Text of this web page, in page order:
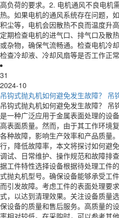
高负荷的要求。2. 电机通风不良电机
热。如果电机的通风系统存在问题，
积尘等，电机会因散热不良而温度升
定期检查电机的进气口、排气口及散
或杂物，确保气流畅通。检查电机冷
检查冷却液、冷却风扇等是否工作正
31
2024-10
吊钩式抛丸机如何避免发生故障？ 吊
吊钩式抛丸机如何避免发生故障？ 吊
是一种广泛应用于金属表面处理的设
高表面质量。然而，由于其工作环境
各种故障，影响生产效率和产品质量
行，降低故障率，本文将探讨如何避
调试、日常维护、操作规范和故障排
据工件特性选择设备根据待处理工件
式抛丸机型号。确保设备能够承受工
而引发故障。考虑工件的表面处理要
式，以达到清理效果。关注设备质量
保设备的质量和售后服务。高质量的
率相对较低。在采购时，可以参考其